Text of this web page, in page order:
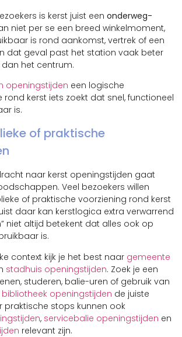
is kerst juist eenonderweg-
niet per se een breed winkelmoment,
is rond aankomst, vertrek of een
dat geval past het station vaak beter
het centrum.
openingstijden een logische
kerst iets zoekt dat snel, functioneel
is.
of praktische
naar kerst openingstijden gaat
Veel bezoekers willen
of praktische voorziening rond kerst
daar kan kerstlogica extra verwarrend
niet altijd betekent dat alles ook op
is.
context kijk je het best naar gemeente
stadhuis openingstijden. Zoek je een
studeren, balie-uren of gebruik van
bibliotheek openingstijden de juiste
praktische stops kunnen ook
, servicebalie openingstijden en
relevant zijn.